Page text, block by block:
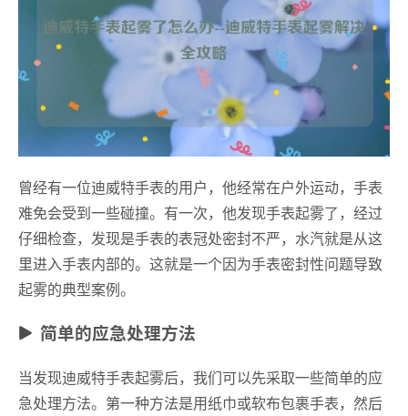
曾经有一位迪威特手表的用户，他经常在户外运动，手表
难免会受到一些碰撞。有一次，他发现手表起雾了，经过
仔细检查，发现是手表的表冠处密封不严，水汽就是从这
里进入手表内部的。这就是一个因为手表密封性问题导致
起雾的典型案例。
简单的应急处理方法
当发现迪威特手表起雾后，我们可以先采取一些简单的应
急处理方法。第一种方法是用纸巾或软布包裹手表，然后